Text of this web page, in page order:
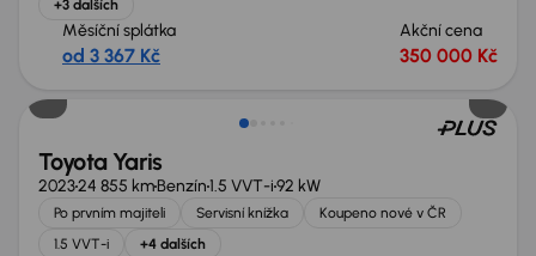
+3 dalších
Měsíční splátka
od 3 367 Kč
Akční cena
350 000 Kč
Zlevněno o 30 000 Kč
Toyota Yaris
202324 855 kmBenzín1.5 VVT-i92 kW
Po prvním majiteli Servisní knížka
Koupeno nové v ČR
1.5 VVT-i
+4 dalších